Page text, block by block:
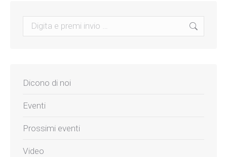
Search:
Dicono di noi
Eventi
Prossimi eventi
Video